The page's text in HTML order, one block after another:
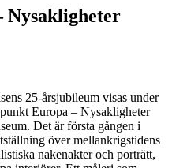
Nysakligheter
25-årsjubileum visas under
Europa – Nysakligheter
Det är första gången i
över mellankrigstidens
nakenakter och porträtt,